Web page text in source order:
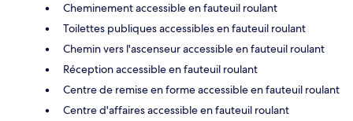
Cheminement accessible en fauteuil roulant
Toilettes publiques accessibles en fauteuil roulant
Chemin vers l'ascenseur accessible en fauteuil roulant
Réception accessible en fauteuil roulant
Centre de remise en forme accessible en fauteuil roulant
Centre d'affaires accessible en fauteuil roulant